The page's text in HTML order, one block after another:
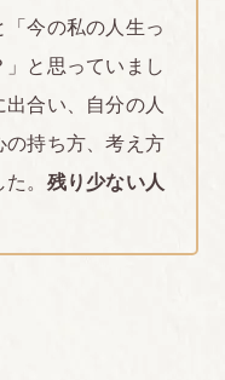
今の私の人生っ
と思っていまし
合い、自分の人
持ち方、考え方
。 残り少ない人